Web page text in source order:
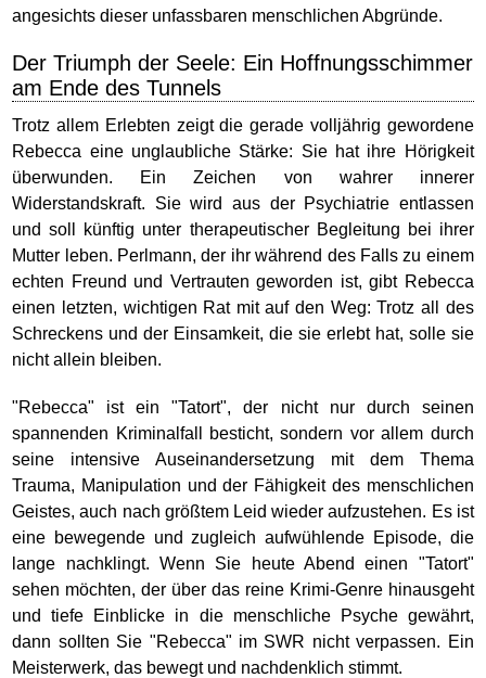
angesichts dieser unfassbaren menschlichen Abgründe.
Der Triumph der Seele: Ein Hoffnungsschimmer
am Ende des Tunnels
Trotz allem Erlebten zeigt die gerade volljährig gewordene
Rebecca eine unglaubliche Stärke: Sie hat ihre Hörigkeit
überwunden. Ein Zeichen von wahrer innerer
Widerstandskraft. Sie wird aus der Psychiatrie entlassen
und soll künftig unter therapeutischer Begleitung bei ihrer
Mutter leben. Perlmann, der ihr während des Falls zu einem
echten Freund und Vertrauten geworden ist, gibt Rebecca
einen letzten, wichtigen Rat mit auf den Weg: Trotz all des
Schreckens und der Einsamkeit, die sie erlebt hat, solle sie
nicht allein bleiben.
"Rebecca" ist ein "Tatort", der nicht nur durch seinen
spannenden Kriminalfall besticht, sondern vor allem durch
seine intensive Auseinandersetzung mit dem Thema
Trauma, Manipulation und der Fähigkeit des menschlichen
Geistes, auch nach größtem Leid wieder aufzustehen. Es ist
eine bewegende und zugleich aufwühlende Episode, die
lange nachklingt. Wenn Sie heute Abend einen "Tatort"
sehen möchten, der über das reine Krimi-Genre hinausgeht
und tiefe Einblicke in die menschliche Psyche gewährt,
dann sollten Sie "Rebecca" im SWR nicht verpassen. Ein
Meisterwerk, das bewegt und nachdenklich stimmt.